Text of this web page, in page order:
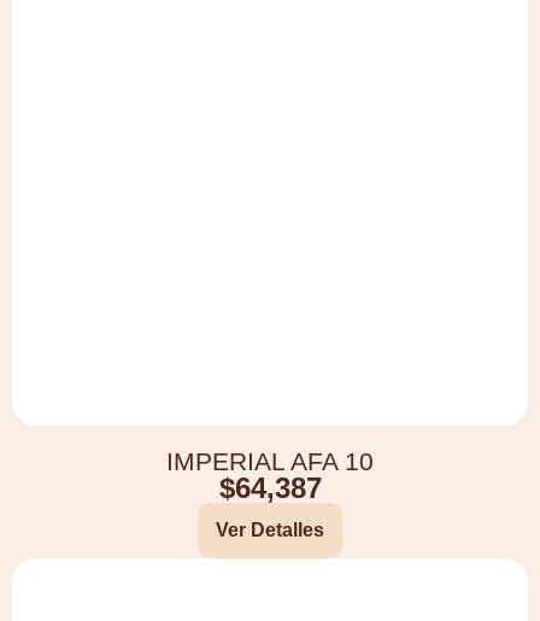
IMPERIAL AFA 10
$64,387
Ver Detalles